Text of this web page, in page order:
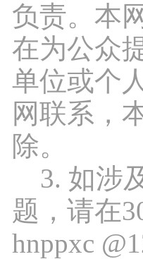
负责。本
在为公众
单位或个
网联系，
除。
3. 如涉
题，请在
hnppxc